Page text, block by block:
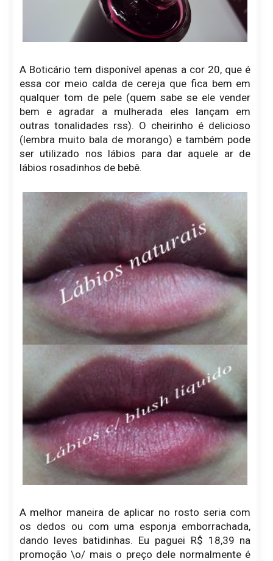
A Boticário tem disponível apenas a cor 20, que é
essa cor meio calda de cereja que fica bem em
qualquer tom de pele (quem sabe se ele vender
bem e agradar a mulherada eles lançam em
outras tonalidades rss). O cheirinho é delicioso
(lembra muito bala de morango) e também pode
ser utilizado nos lábios para dar aquele ar de
lábios rosadinhos de bebê.
A melhor maneira de aplicar no rosto seria com
os dedos ou com uma esponja emborrachada,
dando leves batidinhas. Eu paguei R$ 18,39 na
promoção \o/ mais o preço dele normalmente é